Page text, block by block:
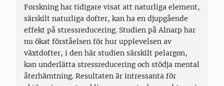
Forskning har tidigare visat att naturliga element,
särskilt naturliga dofter, kan ha en djupgående
effekt på stressreducering. Studien på Alnarp har
nu ökat förståelsen för hur upplevelsen av
växtdofter, i den här studien särskilt pelargon,
kan underlätta stressreducering och stödja mental
återhämtning. Resultaten är intressanta för